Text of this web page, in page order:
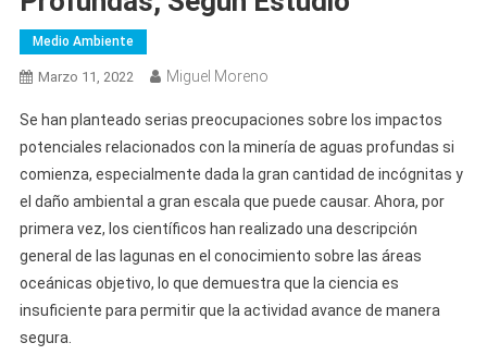
Medio Ambiente
Marzo 11, 2022 Miguel Moreno
Se han planteado serias preocupaciones sobre los impactos
potenciales relacionados con la minería de aguas profundas si
comienza, especialmente dada la gran cantidad de incógnitas y
el daño ambiental a gran escala que puede causar. Ahora, por
primera vez, los científicos han realizado una descripción
general de las lagunas en el conocimiento sobre las áreas
oceánicas objetivo, lo que demuestra que la ciencia es
insuficiente para permitir que la actividad avance de manera
segura.